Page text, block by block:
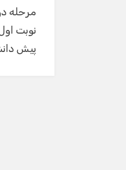
مرحله
نوبت
پیش